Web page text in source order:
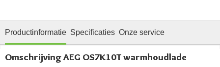
Productinformatie Specificaties Onze service
Omschrijving AEG OS7K10T warmhoudlade